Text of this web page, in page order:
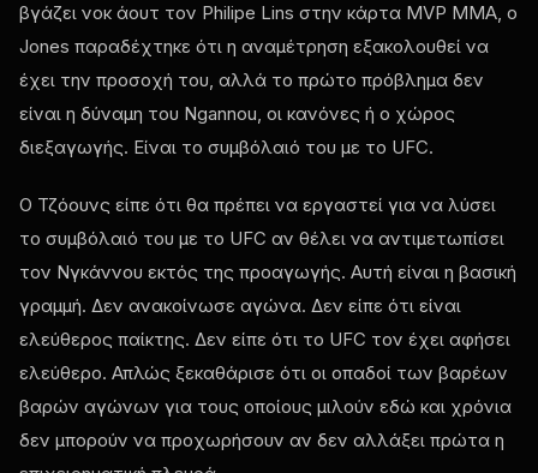
βγάζει νοκ άουτ τον Philipe Lins στην κάρτα MVP MMA, ο
Jones παραδέχτηκε ότι η αναμέτρηση εξακολουθεί να
έχει την προσοχή του, αλλά το πρώτο πρόβλημα δεν
είναι η δύναμη του Ngannou, οι κανόνες ή ο χώρος
διεξαγωγής. Είναι το συμβόλαιό του με το UFC.
Ο Τζόουνς είπε ότι θα πρέπει να εργαστεί για να λύσει
το συμβόλαιό του με το UFC αν θέλει να αντιμετωπίσει
τον Νγκάννου εκτός της προαγωγής. Αυτή είναι η βασική
γραμμή. Δεν ανακοίνωσε αγώνα. Δεν είπε ότι είναι
ελεύθερος παίκτης. Δεν είπε ότι το UFC τον έχει αφήσει
ελεύθερο. Απλώς ξεκαθάρισε ότι οι οπαδοί των βαρέων
βαρών αγώνων για τους οποίους μιλούν εδώ και χρόνια
δεν μπορούν να προχωρήσουν αν δεν αλλάξει πρώτα η